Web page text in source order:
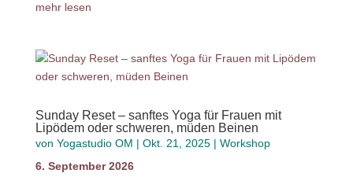
mehr lesen
Sunday Reset – sanftes Yoga für Frauen mit
Lipödem oder schweren, müden Beinen
von Yogastudio OM | Okt. 21, 2025| Workshop
6. September 2026